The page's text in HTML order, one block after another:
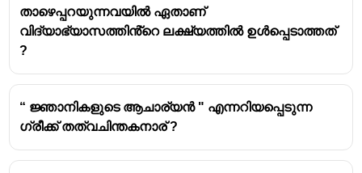
താഴെപ്പറയുന്നവയിൽ ഏതാണ്
വിദ്യാഭ്യാസത്തിൻ്റെ ലക്ഷ്യത്തിൽ ഉൾപ്പെടാത്തത്
?
“ ജ്ഞാനികളുടെ ആചാര്യൻ " എന്നറിയപ്പെടുന്ന
ഗ്രീക്ക് തത്വചിന്തകനാര് ?